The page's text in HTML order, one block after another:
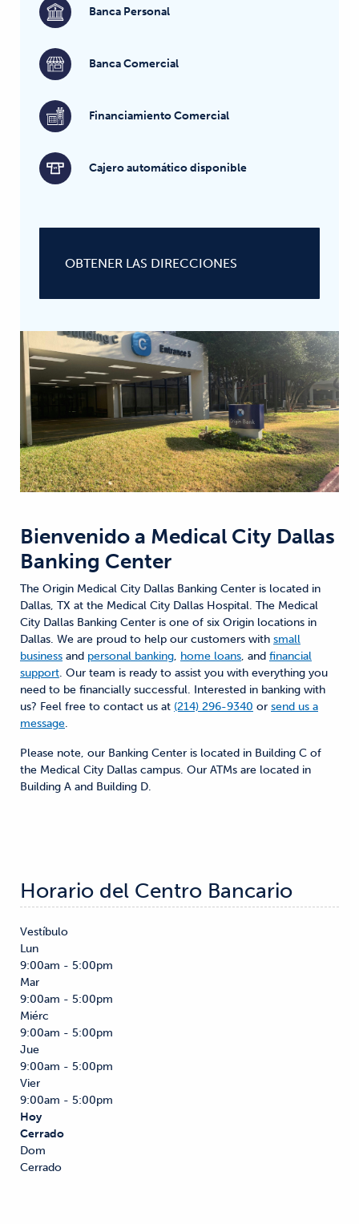
Banca Personal
Banca Comercial
Financiamiento Comercial
Cajero automático disponible
OBTENER LAS DIRECCIONES
Bienvenido a Medical City Dallas
Banking Center
The Origin Medical City Dallas Banking Center is located in
Dallas, TX at the Medical City Dallas Hospital. The Medical
City Dallas Banking Center is one of six Origin locations in
Dallas. We are proud to help our customers with small
business and personal banking, home loans, and financial
support. Our team is ready to assist you with everything you
need to be financially successful. Interested in banking with
us? Feel free to contact us at (214) 296-9340 or send us a
message.
Please note, our Banking Center is located in Building C of
the Medical City Dallas campus. Our ATMs are located in
Building A and Building D.
Horario del Centro Bancario
Vestíbulo
Lun
9:00am - 5:00pm
Mar
9:00am - 5:00pm
Miérc
9:00am - 5:00pm
Jue
9:00am - 5:00pm
Vier
9:00am - 5:00pm
Hoy
Cerrado
Dom
Cerrado